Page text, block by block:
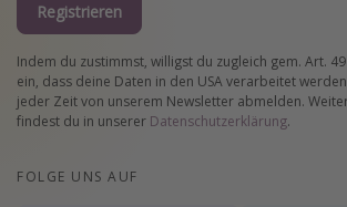
Registrieren
Indem du zustimmst, willigst du zugleich gem. Art. 49
ein, dass deine Daten in den USA verarbeitet
jeder Zeit von unserem Newsletter abmelden.
findest du in unserer Datenschutzerklärung.
FOLGE UNS AUF